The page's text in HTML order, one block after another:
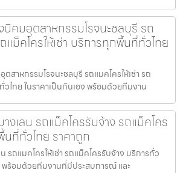
นิคมอุตสาหกรรมโรจนะชลบุรี รถ
แม็คโครให้เช่า บริการทุกพื้นที่ทั่วไทย
สาหกรรมโรจนะชลบุรี รถแมคโครให้เช่า รถ
วไทย ในราคาเป็นกันเอง พร้อมด้วยทีมงาน
งเลน รถแม็คโครรับจ้าง รถแม็คโคร
นที่ทั่วไทย ราคาถูก
รถแมคโครให้เช่า รถแม็คโครรับจ้าง บริการทั่ว
พร้อมด้วยทีมงานที่มีประสบการณ์ และ